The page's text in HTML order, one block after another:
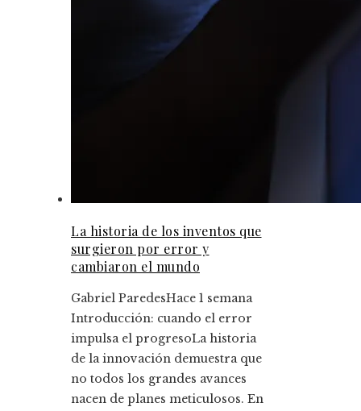
La historia de los inventos que
surgieron por error y
cambiaron el mundo
Gabriel ParedesHace 1 semana
Introducción: cuando el error
impulsa el progresoLa historia
de la innovación demuestra que
no todos los grandes avances
nacen de planes meticulosos. En